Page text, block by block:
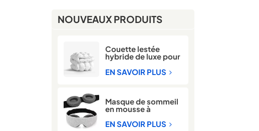
NOUVEAUX PRODUITS
Couette lestée
hybride de luxe pour
l'hiver
EN SAVOIR PLUS
Masque de sommeil
en mousse à
3D pour bloquer la
EN SAVOIR PLUS